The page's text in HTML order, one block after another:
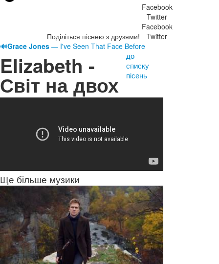
Поділіться піснею з друзями!
Facebook
Twitter
Facebook
Twitter
🔊Grace Jones — I've Seen That Face Before
Elizabeth -
Світ на двох
до
списку
пісень
Ще більше музики